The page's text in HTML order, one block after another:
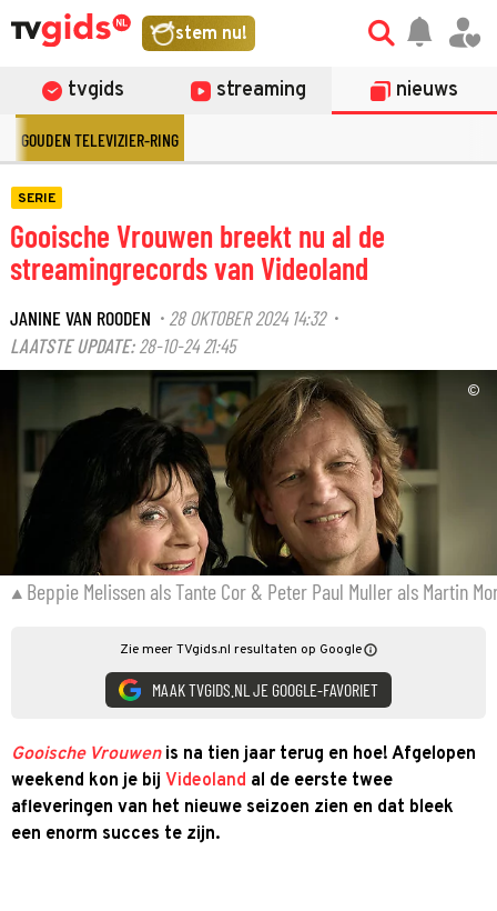
stem nu!
tvgids streaming nieuws
GOUDEN TELEVIZIER-RING
SERIE
Gooische Vrouwen breekt nu al de
streamingrecords van Videoland
JANINE VAN ROODEN · 28 OKTOBER 2024 14:32·
LAATSTE UPDATE: 28-10-24 21:45
©
Beppie Melissen als Tante Cor & Peter Paul Muller als Martin
Zie meer TVgids.nl resultaten op Google
MAAK TVGIDS.NL JE GOOGLE-FAVORIET
Gooische Vrouwenis na tien jaar terug en hoe! Afgelopen
weekend kon je bij Videoland al de eerste twee
afleveringen van het nieuwe seizoen zien en dat bleek
een enorm succes te zijn.